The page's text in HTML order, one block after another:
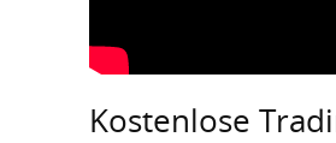
Kostenlose